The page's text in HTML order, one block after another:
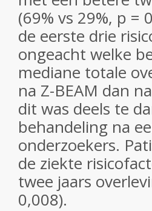
(69% vs 29%, p
de eerste drie
ongeacht welke
mediane totale
na Z-BEAM dan
dit was deels te
behandeling na
onderzoekers.
de ziekte
twee jaars
0,008).